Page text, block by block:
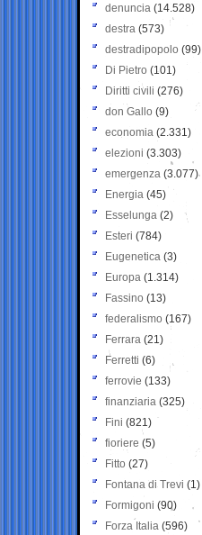
denuncia (14.528)
destra (573)
destradipopolo (99)
Di Pietro (101)
Diritti civili (276)
don Gallo (9)
economia (2.331)
elezioni (3.303)
emergenza (3.077)
Energia (45)
Esselunga (2)
Esteri (784)
Eugenetica (3)
Europa (1.314)
Fassino (13)
federalismo (167)
Ferrara (21)
Ferretti (6)
ferrovie (133)
finanziaria (325)
Fini (821)
fioriere (5)
Fitto (27)
Fontana di Trevi (1)
Formigoni (90)
Forza Italia (596)